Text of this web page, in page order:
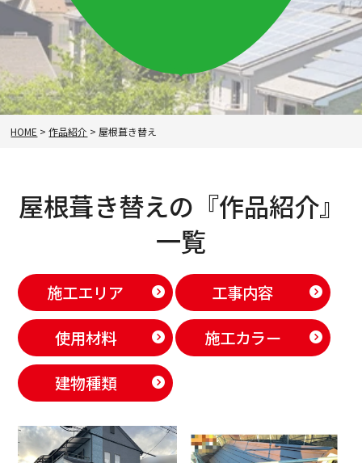
HOME >作品紹介 > 屋根葺き替え
屋根葺き替えの『作品紹介』
一覧
施工エリア
工事内容
使用材料
施工カラー
建物種類